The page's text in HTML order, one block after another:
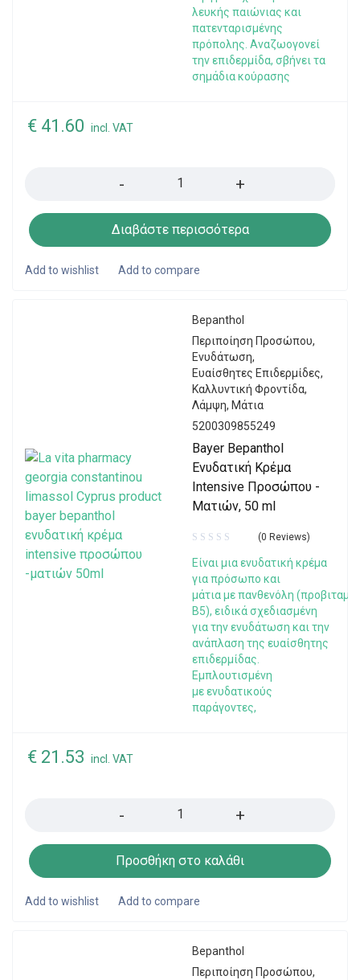
λευκής παιώνιας και
πατενταρισμένης
πρόπολης. Αναζωογονεί
την επιδερμίδα, σβήνει τα
σημάδια κούρασης
€ 41.60 incl. VAT
Διαβάστε περισσότερα
Bepanthol
Περιποίηση Προσώπου,
Ενυδάτωση,
Ευαίσθητες Επιδερμίδες,
Καλλυντική Φροντίδα,
Λάμψη, Μάτια
5200309855249
Bayer Bepanthol
Evυδατική Κρέμα
Intensive Προσώπου -
Ματιών, 50 ml
(0 Reviews)
Είναι μια ενυδατική κρέμα
για πρόσωπο και
μάτια με πανθενόλη
Β5), ειδικά σχεδιασμένη
για την ενυδάτωση και την
ανάπλαση της ευαίσθητης
επιδερμίδας.
Εμπλουτισμένη
με ενυδατικούς
παράγοντες,
€ 21.53 incl. VAT
Προσθήκη στο καλάθι
Bepanthol
Περιποίηση Προσώπου,